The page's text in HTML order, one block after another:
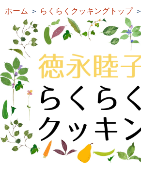
ホーム ＞ らくらくクッキングトップ＞